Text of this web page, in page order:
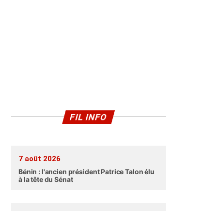
FIL INFO
7 août 2026
Bénin : l'ancien président Patrice Talon élu
à la tête du Sénat